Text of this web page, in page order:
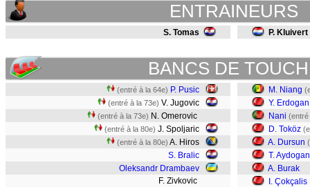
ENTRAINEURS
S. Tomas P. Kluivert
BANCS DE
(entré à la 64e) P. Pusic
(entré à la 73e) V. Jugovic
(entré à la 73e) N. Omerovic
(entré à la 80e) J. Spoljaric
(entré à la 80e) A. Hiros
S. Bralic
Oleksandr Drambaev
F. Zivkovic
M. Niang
Y. Erdogan
Nani (entré
D. Toköz
A. Dursun
T. Aydogan
A. Burak
I. Çokçalis